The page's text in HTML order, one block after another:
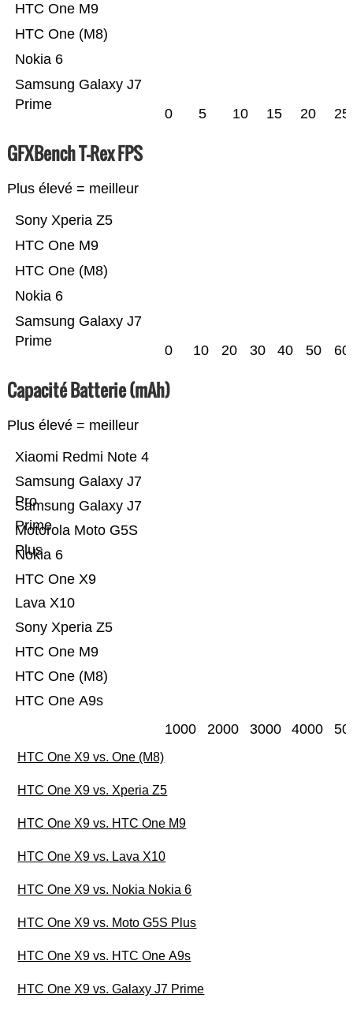
Samsung Galaxy J7
Prime
Nokia 6
HTC One (M8)
HTC One M9
0 5 10 15 20 25
GFXBench T-Rex FPS
Plus élevé = meilleur
Samsung Galaxy J7
Prime
Nokia 6
HTC One (M8)
HTC One M9
Sony Xperia Z5
0 10 20 30 40 50 60
Capacité Batterie (mAh)
Plus élevé = meilleur
HTC One A9s
HTC One (M8)
HTC One M9
Sony Xperia Z5
Lava X10
HTC One X9
Nokia 6
Motorola Moto G5S
Plus
Samsung Galaxy J7
Prime
Samsung Galaxy J7
Pro
Xiaomi Redmi Note 4
1000 2000 3000 4000
HTC One X9 vs. One (M8)
HTC One X9 vs. Xperia Z5
HTC One X9 vs. HTC One M9
HTC One X9 vs. Lava X10
HTC One X9 vs. Nokia Nokia 6
HTC One X9 vs. Moto G5S Plus
HTC One X9 vs. HTC One A9s
HTC One X9 vs. Galaxy J7 Prime